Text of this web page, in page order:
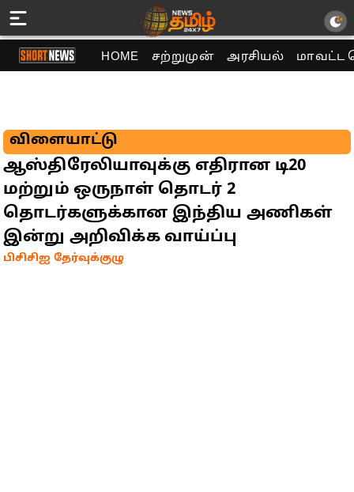
HOME சற்றுமுன் அரசியல் மாவட்ட
விளையாட்டு
ஆஸ்திரேலியாவுக்கு எதிரான டி20
மற்றும் ஒருநாள் தொடர் 2
தொடர்களுக்கான இந்திய அணிகள்
இன்று அறிவிக்க வாய்ப்பு
பிசிசிஐ தேர்வுக்குழு